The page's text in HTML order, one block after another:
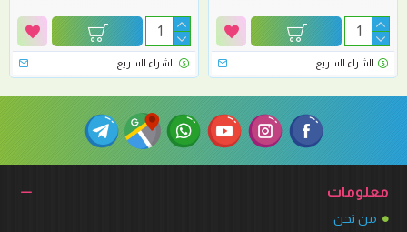
الشراء السريع الشراء السريع
معلومات
من نحن